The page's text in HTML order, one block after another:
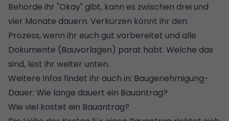
Behörde ihr "Okay" gibt, kann es zwischen drei und
vier Monate dauern. Verkürzen könnt ihr den
Prozess, wenn ihr euch gut vorbereitet und alle
Dokumente (Bauvorlagen) parat habt. Welche das
sind, lest ihr weiter unten.
Weitere Infos findet ihr auch in: Baugenehmigung-
Dauer: Wie lange dauert ein Bauantrag?
Wie viel kostet ein Bauantrag?